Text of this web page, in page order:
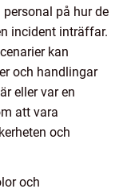
på hur de
incident inträffar.
kan
och handlingar
eller var en
att vara
och
och